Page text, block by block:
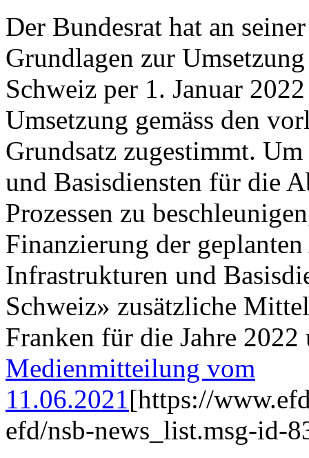
Der Bundesrat hat an
Grundlagen zur
Schweiz per 1. Januar
Umsetzung gemäss den
Grundsatz zugestimmt.
und Basisdiensten für die
Prozessen zu
Finanzierung der
Infrastrukturen und
Schweiz» zusätzliche
Franken für die Jahre 2022
Medienmitteilung vom
11.06.2021[https://
efd/nsb-news_list.msg-id-